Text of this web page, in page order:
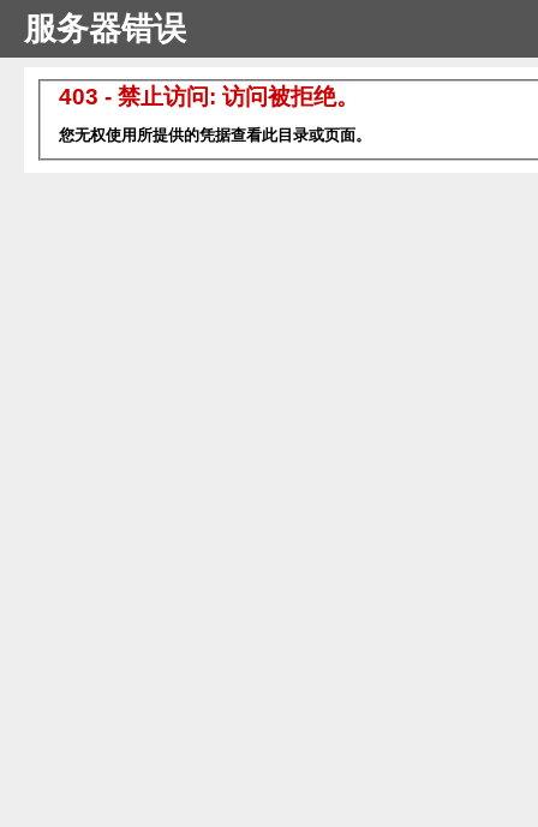
服务器错误
403 - 禁止访问: 访问被拒绝。
您无权使用所提供的凭据查看此目录或页面。